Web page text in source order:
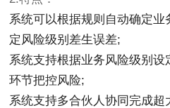
系统可以根据规则自动确定业
定风险级别差生误差;
系统支持根据业务风险级别
环节把控风险;
系统支持多合伙人协同完成超